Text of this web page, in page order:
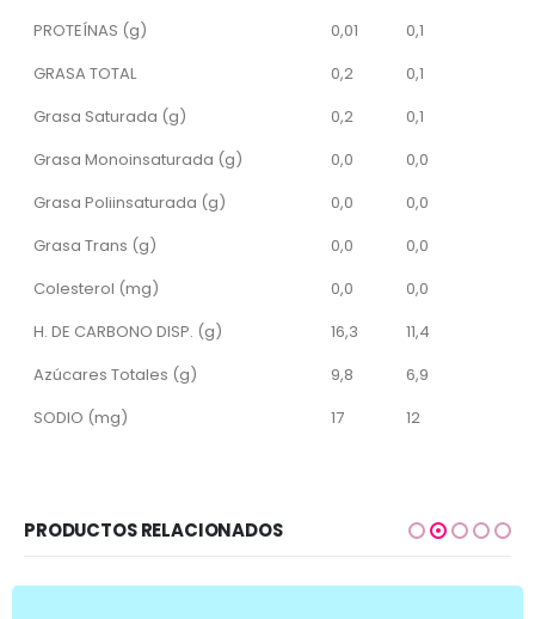
PROTEÍNAS (g)
0,01
0,1
GRASA TOTAL
0,2
0,1
Grasa Saturada (g)
0,2
0,1
Grasa Monoinsaturada (g)
0,0
0,0
Grasa Poliinsaturada (g)
0,0
0,0
Grasa Trans (g)
0,0
0,0
Colesterol (mg)
0,0
0,0
H. DE CARBONO DISP. (g)
16,3
11,4
Azúcares Totales (g)
9,8
6,9
SODIO (mg)
17 12
PRODUCTOS RELACIONADOS